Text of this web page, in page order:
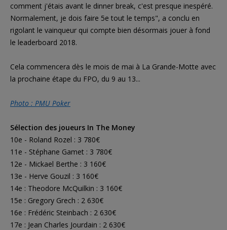
comment j'étais avant le dinner break, c'est presque inespéré.
Normalement, je dois faire 5e tout le temps", a conclu en
rigolant le vainqueur qui compte bien désormais jouer à fond
le leaderboard 2018.
Cela commencera dès le mois de mai à La Grande-Motte avec
la prochaine étape du FPO, du 9 au 13...
Photo : PMU Poker
Sélection des joueurs In The Money
10e - Roland Rozel : 3 780€
11e - Stéphane Gamet : 3 780€
12e - Mickael Berthe : 3 160€
13e - Herve Gouzil : 3 160€
14e : Theodore McQuilkin : 3 160€
15e : Gregory Grech : 2 630€
16e : Frédéric Steinbach : 2 630€
17e : Jean Charles Jourdain : 2 630€